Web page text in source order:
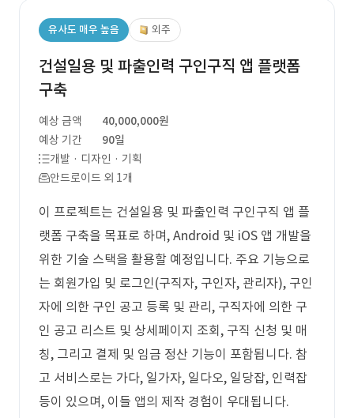
유사도 매우 높음 외주
건설일용 및 파출인력 구인구직 앱 플랫폼
구축
예상 금액
40,000,000원
예상 기간
90일
개발 · 디자인 · 기획
안드로이드 외 1개
이 프로젝트는 건설일용 및 파출인력 구인구직 앱 플
랫폼 구축을 목표로 하며, Android 및 iOS 앱 개발을
위한 기술 스택을 활용할 예정입니다. 주요 기능으로
는 회원가입 및 로그인(구직자, 구인자, 관리자), 구인
자에 의한 구인 공고 등록 및 관리, 구직자에 의한 구
인 공고 리스트 및 상세페이지 조회, 구직 신청 및 매
칭, 그리고 결제 및 임금 정산 기능이 포함됩니다. 참
고 서비스로는 가다, 일가자, 일다오, 일당잡, 인력잡
등이 있으며, 이들 앱의 제작 경험이 우대됩니다.